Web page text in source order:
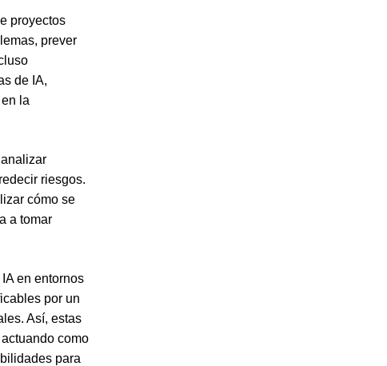
proyectos
prever
de IA,
la
riesgos.
cómo se
a tomar
en entornos
por un
Así, estas
como
para